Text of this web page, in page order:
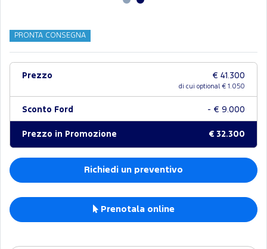
PRONTA CONSEGNA
Prezzo € 41.300
di cui optional € 1.050
Sconto Ford - € 9.000
Prezzo in Promozione € 32.300
Richiedi un preventivo
Prenotala online